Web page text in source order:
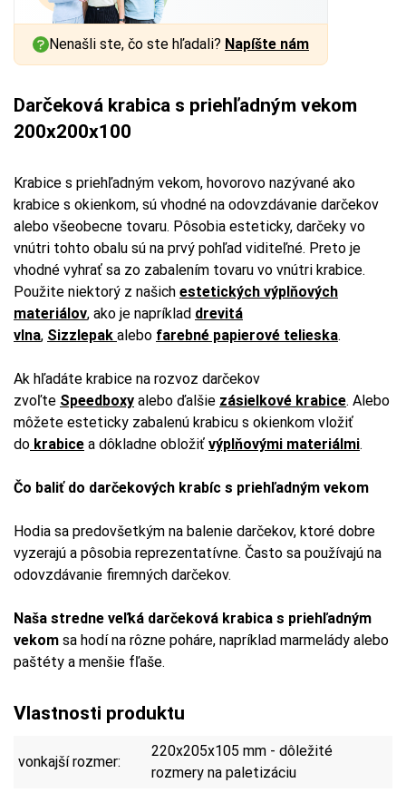
Nenašli ste, čo ste hľadali? Napíšte nám
Darčeková krabica s priehľadným vekom
200x200x100
Krabice s priehľadným vekom, hovorovo nazývané ako
krabice s okienkom, sú vhodné na odovzdávanie darčekov
alebo všeobecne tovaru. Pôsobia esteticky, darčeky vo
vnútri tohto obalu sú na prvý pohľad viditeľné. Preto je
vhodné vyhrať sa zo zabalením tovaru vo vnútri krabice.
Použite niektorý z našich estetických výplňových
materiálov, ako je napríklad drevitá
vlna, Sizzlepak alebo farebné papierové telieska.
Ak hľadáte krabice na rozvoz darčekov
zvoľte Speedboxy alebo ďalšie zásielkové krabice. Alebo
môžete esteticky zabalenú krabicu s okienkom vložiť
do krabice a dôkladne obložiť výplňovými materiálmi.
Čo baliť do darčekových krabíc s priehľadným vekom
Hodia sa predovšetkým na balenie darčekov, ktoré dobre
vyzerajú a pôsobia reprezentatívne. Často sa používajú na
odovzdávanie firemných darčekov.
Naša stredne veľká darčeková krabica s priehľadným
vekom sa hodí na rôzne poháre, napríklad marmelády alebo
paštéty a menšie fľaše.
Vlastnosti produktu
vonkajší rozmer:
220x205x105 mm - dôležité
rozmery na paletizáciu